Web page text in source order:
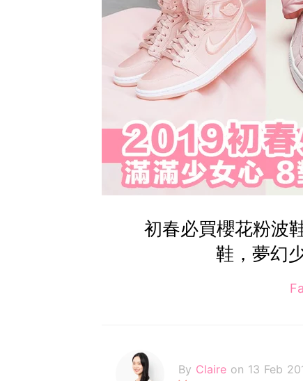
初春必買櫻花粉波
鞋，夢幻
By Claire on 13 Feb